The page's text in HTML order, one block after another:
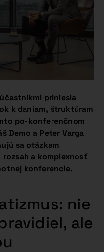
priniesla
k daniam, štruktúram
po-konferenčnom
Demo a Peter Varga
sa otázkam
a komplexnosť
konferencie.
nie
ale